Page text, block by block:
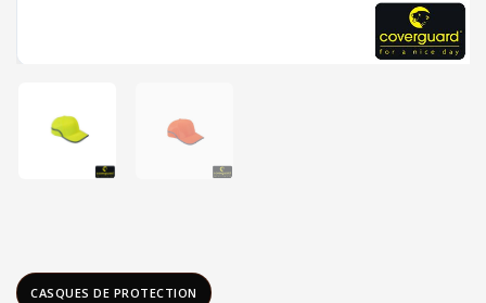
CASQUES DE PROTECTION